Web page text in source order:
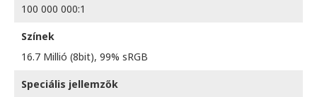
100 000 000:1
Színek
16.7 Millió (8bit), 99% sRGB
Speciális jellemzők